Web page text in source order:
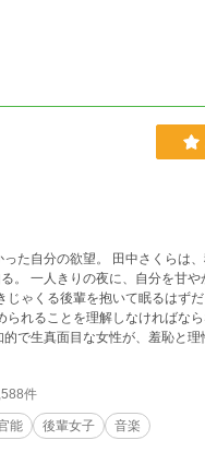
た自分の欲望。 田中さくらは
く時
ゃくる後輩を抱いて眠るはず
れることを理解しなければな
自身を受け入れていく官能を描
件
能 後輩女子
音楽